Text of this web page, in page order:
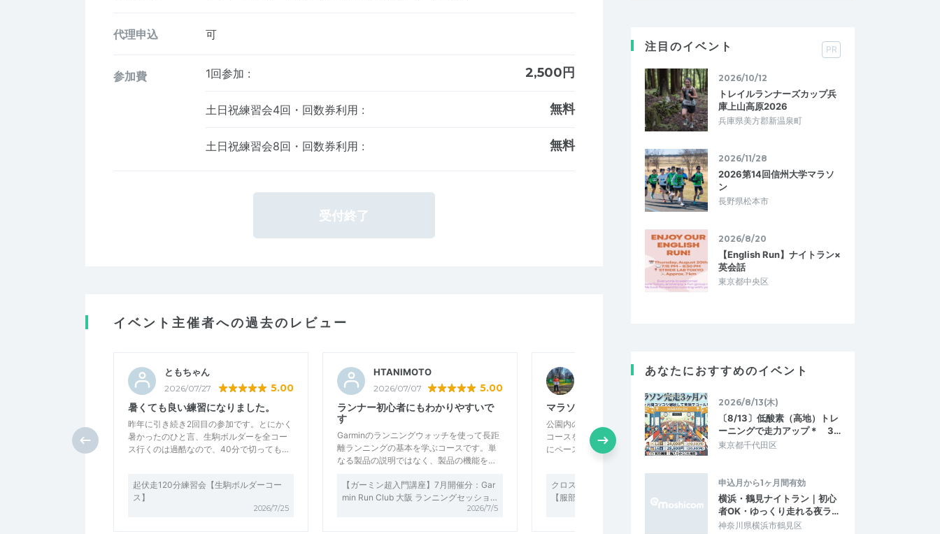
代理申込 可
参加費 1回参加 : 2,500円
土日祝練習会4回・回数券利用 : 無料
土日祝練習会8回・回数券利用 : 無料
受付終了
イベント主催者への過去のレビュー
ともちゃん
2026/07/27 5.00
暑くても良い練習になりました。
昨年に引き続き2回目の参加です。とにかく
暑かったのひと言、生駒ボルダーを全コー
ス行くのは過酷なので、40分で切っても…
起伏走120分練習会【生駒ボルダーコー
ス】
2026/7/25
HTANIMOTO
2026/07/07 5.00
ランナー初心者にもわかりやすいで
す
Garminのランニングウォッチを使って長距
離ランニングの基本を学ぶコースです。単
なる製品の説明ではなく、製品の機能を…
【ガーミン超入門講座】7月開催分：Gar
min Run Club 大阪 ランニングセッショ…
2026/7/5
マラソンシーズンに向けた練習
公園内のアップダウンを利用した1周4kmの
コースを4セットしました。3周目から徐々
にペースが落ちたものの、気持ちで最後…
クロスカントリー走 練習会 4K×4セット
【服部緑地】
2026/6/27
よっしー39
走れなくても有意義な時間でした。
序盤で足に痛みが出てしまい、最後まで一
緒に走ることはできませんでしたが、大阪
城周辺を案内していただいて、色々なお…
ロングインターバル走練習会【大阪城公
園】
注目のイベント PR
2026/10/12
トレイルランナーズカップ兵
庫上山高原2026
兵庫県美方郡新温泉町
2026/11/28
2026第14回信州大学マラソ
ン
長野県松本市
2026/8/20
【English Run】ナイトラン×
英会話
東京都中央区
あなたにおすすめのイベント
2026/8/13(木)
〔8/13〕低酸素（高地）トレ
ーニングで走力アップ＊ 3…
東京都千代田区
申込月から1ヶ月間有効
横浜・鶴見ナイトラン｜初心
者OK・ゆっくり走れる夜ラ…
神奈川県横浜市鶴見区